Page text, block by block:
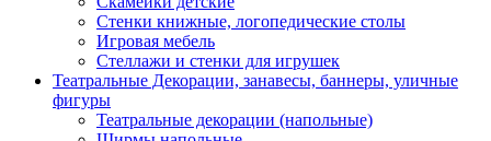
Стенки книжные, логопедические столы
Игровая мебель
Стеллажи и стенки для игрушек
Театральные Декорации, занавесы, баннеры, уличные
фигуры
Театральные декорации (напольные)